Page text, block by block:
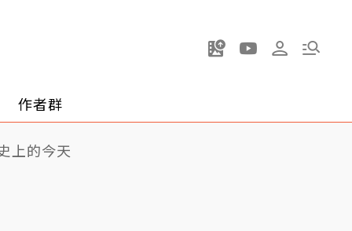
作者群
上的今天